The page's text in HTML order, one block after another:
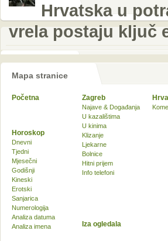
Hrvatska u
vrela postaju ključ
Mapa stranice
Početna Zagreb
Najave & Događanja
U kazalištima
U kinima
Klizanje
Ljekarne
Bolnice
Hitni prijem
Info telefoni
Horoskop
Dnevni
Tjedni
Mjesečni
Godišnji
Kineski
Erotski
Sanjarica
Numerologija
Analiza datuma
Analiza imena
Iza ogledala